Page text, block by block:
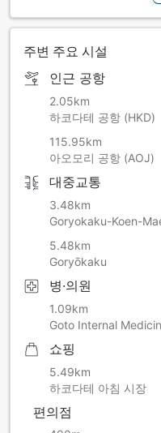
주변 주요 시설
인근 공항
2.05km
하코다테 공항 (HKD)
115.95km
아오모리 공항 (AOJ)
대중교통
3.48km
Goryokaku-Koen-
5.48km
Goryōkaku
병·의원
1.09km
Goto Internal
쇼핑
5.49km
하코다테 아침 시장
편의점